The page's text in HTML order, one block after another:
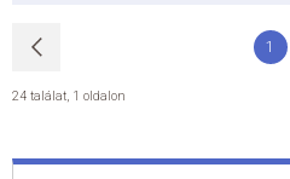
1
24 találat, 1 oldalon